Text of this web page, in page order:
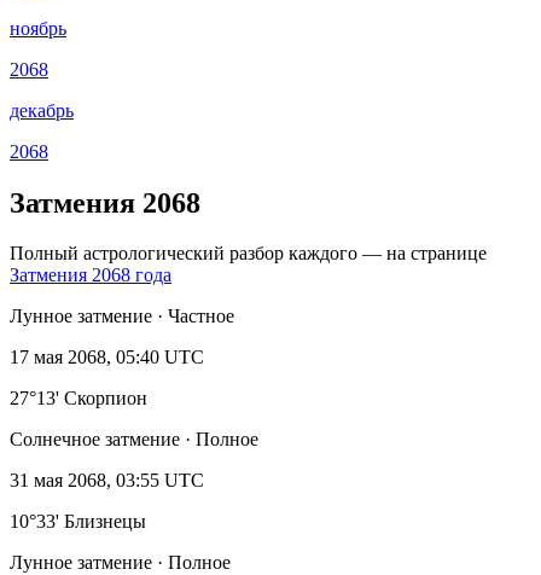
ноябрь
2068
декабрь
2068
Затмения 2068
Полный астрологический разбор каждого — на странице
Затмения 2068 года
Лунное затмение · Частное
17 мая 2068, 05:40 UTC
27°13' Скорпион
Солнечное затмение · Полное
31 мая 2068, 03:55 UTC
10°33' Близнецы
Лунное затмение · Полное